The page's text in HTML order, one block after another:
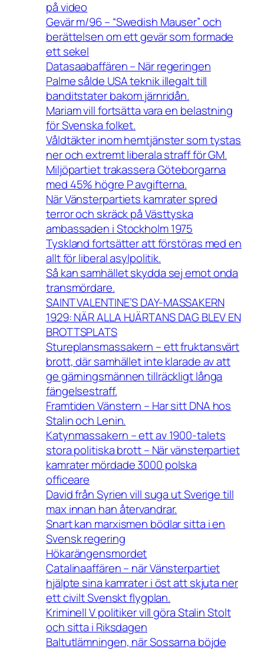
på video
Gevär m/96 – “Swedish Mauser” och
berättelsen om ett gevär som formade
ett sekel
Datasaabaffären – När regeringen
Palme sålde USA teknik illegalt till
banditstater bakom järnridån.
Mariam vill fortsätta vara en belastning
för Svenska folket.
Våldtäkter inom hemtjänster som tystas
ner och extremt liberala straff för GM.
Miljöpartiet trakassera Göteborgarna
med 45% högre P avgifterna.
När Vänsterpartiets kamrater spred
terror och skräck på Västtyska
ambassaden i Stockholm 1975
Tyskland fortsätter att förstöras med en
allt för liberal asylpolitik.
Så kan samhället skydda sej emot onda
transmördare.
SAINT VALENTINE’S DAY-MASSAKERN
1929: NÄR ALLA HJÄRTANS DAG BLEV EN
BROTTSPLATS
Stureplansmassakern – ett fruktansvärt
brott, där samhället inte klarade av att
ge gärningsmännen tillräckligt långa
fängelsestraff.
Framtiden Vänstern – Har sitt DNA hos
Stalin och Lenin.
Katynmassakern – ett av 1900-talets
stora politiska brott – När vänsterpartiet
kamrater mördade 3000 polska
officeare
David från Syrien vill suga ut Sverige till
max innan han återvandrar.
Snart kan marxismen bödlar sitta i en
Svensk regering
Hökarängensmordet
Catalinaaffären – när Vänsterpartiet
hjälpte sina kamrater i öst att skjuta ner
ett civilt Svenskt flygplan.
Kriminell V politiker vill göra Stalin Stolt
och sitta i Riksdagen
Baltutlämningen, när Sossarna böjde